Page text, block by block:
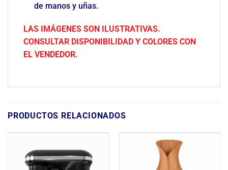
de manos y uñas.
LAS IMÁGENES SON ILUSTRATIVAS.
CONSULTAR DISPONIBILIDAD Y COLORES CON
EL VENDEDOR.
PRODUCTOS RELACIONADOS